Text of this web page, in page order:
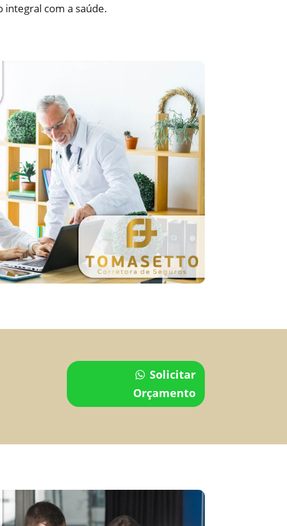
integral com a saúde.
Solicitar
Orçamento